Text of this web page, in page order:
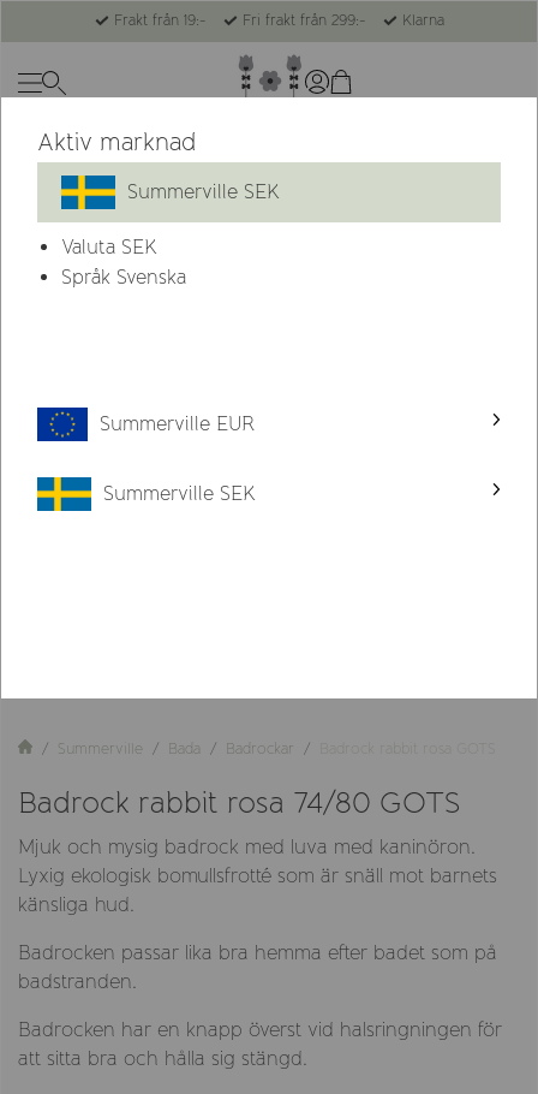
Frakt från 19:- Fri frakt från 299:- Klarna
Summerville Bada Badrockar
Badrock rabbit rosa 74/80 GOTS
Mjuk och mysig badrock med luva med kaninöron.
Lyxig ekologisk bomullsfrotté som är snäll mot barnets
känsliga hud.
Badrocken passar lika bra hemma efter badet som på
badstranden.
Badrocken har en knapp överst vid halsringningen för
att sitta bra och hålla sig stängd.
Aktiv marknad
Summerville SEK
Valuta SEK
Språk Svenska
Summerville EUR
Summerville SEK